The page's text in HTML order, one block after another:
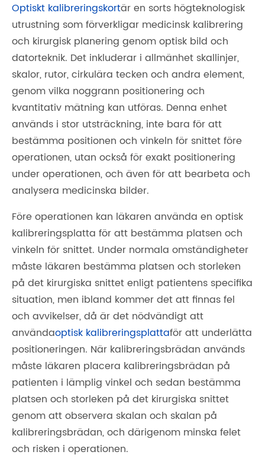
Optiskt kalibreringskortär en sorts högteknologisk
utrustning som förverkligar medicinsk kalibrering
och kirurgisk planering genom optisk bild och
datorteknik. Det inkluderar i allmänhet skallinjer,
skalor, rutor, cirkulära tecken och andra element,
genom vilka noggrann positionering och
kvantitativ mätning kan utföras. Denna enhet
används i stor utsträckning, inte bara för att
bestämma positionen och vinkeln för snittet före
operationen, utan också för exakt positionering
under operationen, och även för att bearbeta och
analysera medicinska bilder.
Före operationen kan läkaren använda en optisk
kalibreringsplatta för att bestämma platsen och
vinkeln för snittet. Under normala omständigheter
måste läkaren bestämma platsen och storleken
på det kirurgiska snittet enligt patientens specifika
situation, men ibland kommer det att finnas fel
och avvikelser, då är det nödvändigt att
användaoptisk kalibreringsplattaför att underlätta
positioneringen. När kalibreringsbrädan används
måste läkaren placera kalibreringsbrädan på
patienten i lämplig vinkel och sedan bestämma
platsen och storleken på det kirurgiska snittet
genom att observera skalan och skalan på
kalibreringsbrädan, och därigenom minska felet
och risken i operationen.